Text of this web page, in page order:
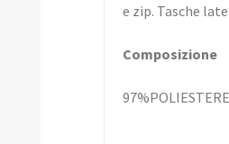
e zip. Tasche
Composizione